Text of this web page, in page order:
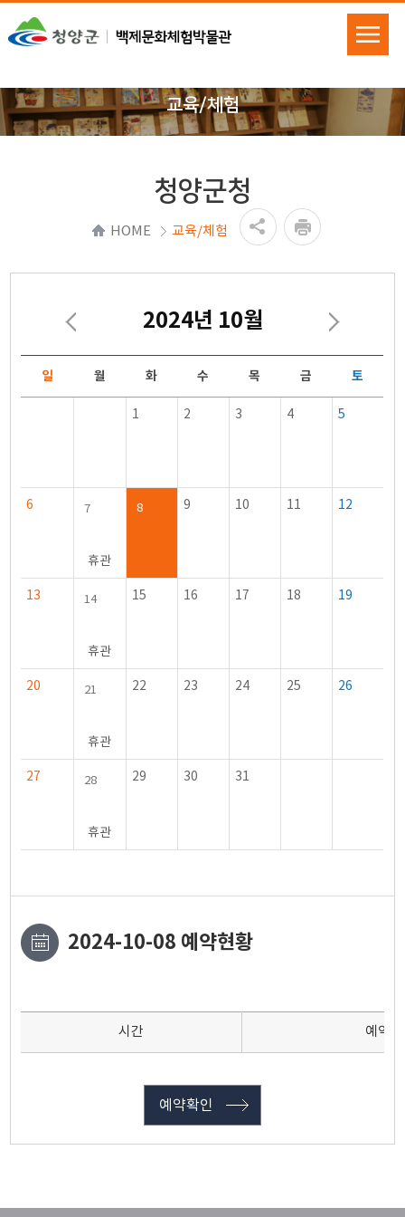
교육/체험
청양군청
HOME 교육/체험
2024년 10월
일 월 화 수 목 금 토
1 2 3 4 5
6 7
휴관
8 9 10 11 12
13 14
휴관
15 16 17 18 19
20 21
휴관
22 23 24 25 26
27 28
휴관
29 30 31
2024-10-08 예약현황
시간 예약
예약확인